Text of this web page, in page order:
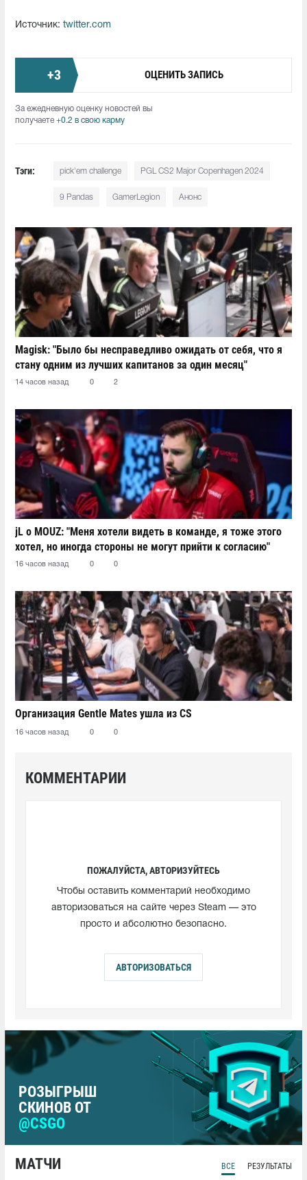
Источник: twitter.com
+3 ОЦЕНИТЬ ЗАПИСЬ
За ежедневную оценку новостей вы
получаете +0.2 в свою карму
Тэги: pick'em challenge PGL CS2 Major Copenhagen 2024
9 Pandas GamerLegion Анонс
Magisk: "Было бы несправедливо ожидать от себя, что я
стану одним из лучших капитанов за один месяц"
14 часов назад 0 2
jL о MOUZ: "Меня хотели видеть в команде, я тоже этого
хотел, но иногда стороны не могут прийти к согласию"
16 часов назад 0 0
Организация Gentle Mates ушла из CS
16 часов назад 0 0
КОММЕНТАРИИ
ПОЖАЛУЙСТА, АВТОРИЗУЙТЕСЬ
Чтобы оставить комментарий необходимо
авторизоваться на сайте через Steam — это
просто и абсолютно безопасно.
АВТОРИЗОВАТЬСЯ
РОЗЫГРЫШ
СКИНОВ ОТ
@CSGO
МАТЧИ ВСЕ РЕЗУЛЬТАТЫ